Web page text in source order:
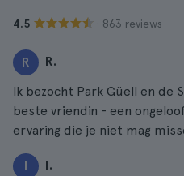
4.5 · 863 reviews
R R.
Ik bezocht Park Güell en de
beste vriendin - een
ervaring die je niet mag
I I.